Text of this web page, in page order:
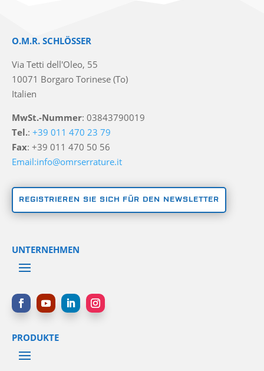
O.M.R. SCHLÖSSER
Via Tetti dell'Oleo, 55
10071 Borgaro Torinese (To)
Italien
MwSt.-Nummer: 03843790019
Tel.:+39 011 470 23 79
Fax: +39 011 470 50 56
Email:info@omrserrature.it
REGISTRIEREN SIE SICH FÜR DEN NEWSLETTER
UNTERNEHMEN
PRODUKTE